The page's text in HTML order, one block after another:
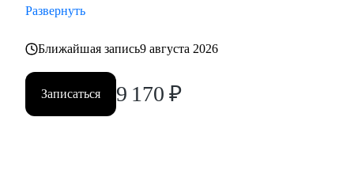
Развернуть
Ближайшая запись9 августа 2026
Записаться 9 170 ₽